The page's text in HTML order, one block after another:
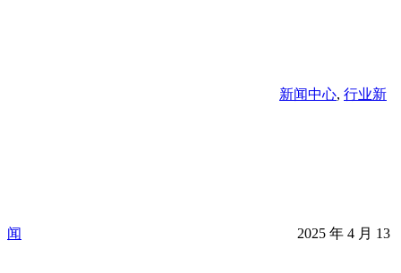
新闻中心, 行业新
闻 2025 年 4 月 13